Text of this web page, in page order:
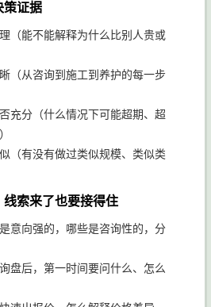
策证据
（能不能解释为什么比别人贵或
（从咨询到施工到养护的每一步
充分（什么情况下可能超期、超
（有没有做过类似规模、类似类
索来了也要接得住
意向强的，哪些是咨询性的，分
盘后，第一时间要问什么、怎么